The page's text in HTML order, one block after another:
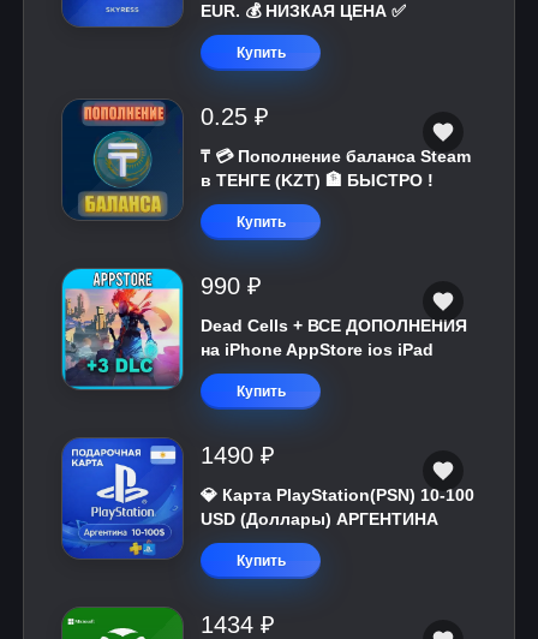
EUR. 💰 НИЗКАЯ ЦЕНА ✅
Купить
0.25 ₽
₸ 💳 Пополнение баланса Steam
в ТЕНГЕ (KZT) 🏦 БЫСТРО !
Купить
990 ₽
Dead Cells + ВСЕ ДОПОЛНЕНИЯ
на iPhone AppStore ios iPad
Купить
1490 ₽
💎 Карта PlayStation(PSN) 10-100
USD (Доллары) АРГЕНТИНА
Купить
1434 ₽